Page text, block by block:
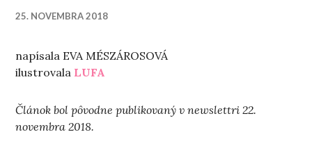
25. NOVEMBRA 2018
napísala EVA MÉSZÁROSOVÁ
ilustrovala LUFA
Článok bol pôvodne publikovaný v newslettri 22.
novembra 2018.